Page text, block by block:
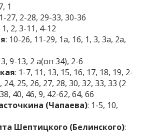
1
27, 2-28, 29-33, 30-36
1, 2, 3-11, 4-12
: 10-26, 11-29, 1а, 1б, 1, 3, 3а, 2а,
9-13, 2 а(оп 34), 2-6
: 1-7, 11, 13, 15, 16, 17, 18, 19, 2-
24, 25, 26, 27, 28, 30, 32, 33, 33 (2
40, 46, 9, 42-62, 64, 66
(Чапаева): 1-5, 10,
Шептицкого (Белинского):